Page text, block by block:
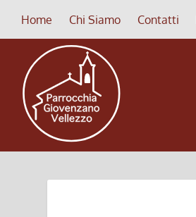
Home Chi Siamo Contatti